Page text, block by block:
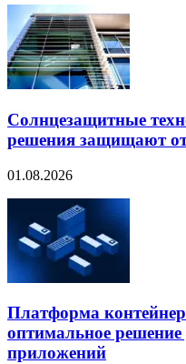
Солнцезащитные
решения защищают
01.08.2026
Платформа
оптимальное
приложений